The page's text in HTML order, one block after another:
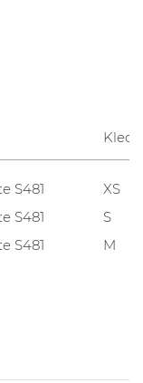
S481
XS
S481
S
S481
M